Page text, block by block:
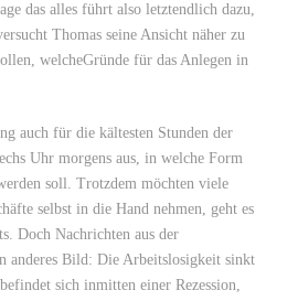
das alles führt also letztendlich dazu,
Thomas seine Ansicht näher zu
welcheGründe für das Anlegen in
auch für die kältesten Stunden der
Uhr morgens aus, in welche Form
soll. Trotzdem möchten viele
selbst in die Hand nehmen, geht es
Doch Nachrichten aus der
anderes Bild: Die Arbeitslosigkeit sinkt
sich inmitten einer Rezession,